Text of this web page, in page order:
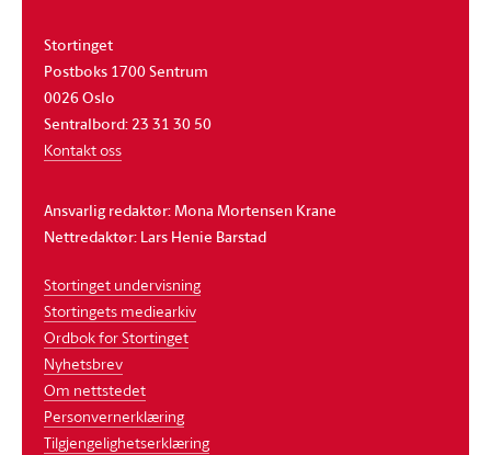
Stortinget
Postboks 1700 Sentrum
0026 Oslo
Sentralbord: 23 31 30 50
Kontakt oss
Ansvarlig redaktør: Mona Mortensen Krane
Nettredaktør: Lars Henie Barstad
Stortinget undervisning
Stortingets mediearkiv
Ordbok for Stortinget
Nyhetsbrev
Om nettstedet
Personvernerklæring
Tilgjengelighetserklæring